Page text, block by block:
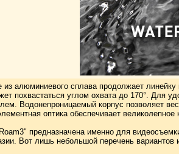
из алюминиевого сплава продолжает
похвастаться углом охвата до 170°. Для
Водонепроницаемый корпус позволяет
оптика обеспечивает великолепное
предназначена именно для
Вот лишь небольшой перечень вариантов